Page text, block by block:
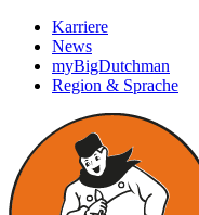
Karriere
News
myBigDutchman
Region & Sprache